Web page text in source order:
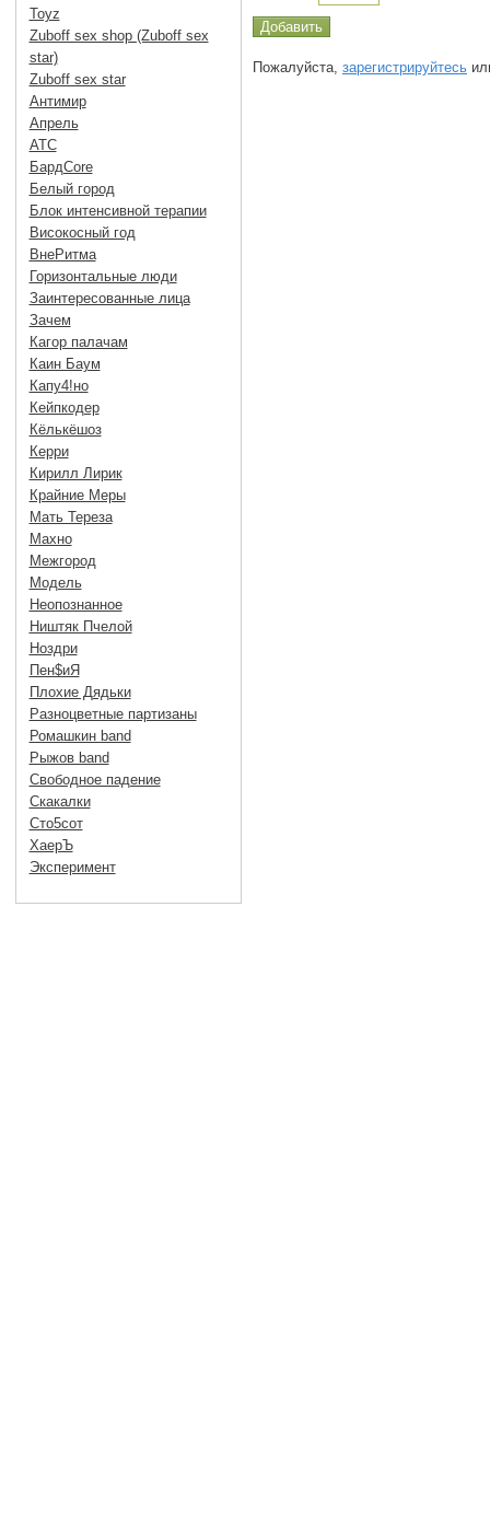
Пожалуйста, зарегистрируйтесь
Toyz
Zuboff sex shop (Zuboff sex
star)
Zuboff sex star
Антимир
Апрель
АТС
БардCore
Белый город
Блок интенсивной терапии
Високосный год
ВнеРитма
Горизонтальные люди
Заинтересованные лица
Зачем
Кагор палачам
Каин Баум
Капу4!но
Кейпкодер
Кёлькёшоз
Керри
Кирилл Лирик
Крайние Меры
Мать Тереза
Махно
Межгород
Модель
Неопознанное
Ништяк Пчелой
Ноздри
Пен$иЯ
Плохие Дядьки
Разноцветные партизаны
Ромашкин band
Рыжов band
Свободное падение
Скакалки
Сто5сот
ХаерЪ
Эксперимент